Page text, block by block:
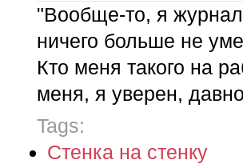
"Вообще-то, я
ничего больше не
Кто меня такого на
меня, я уверен,
Tags:
Стенка на стенку